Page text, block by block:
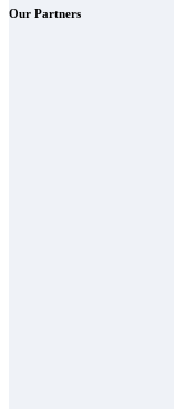
Our Partners